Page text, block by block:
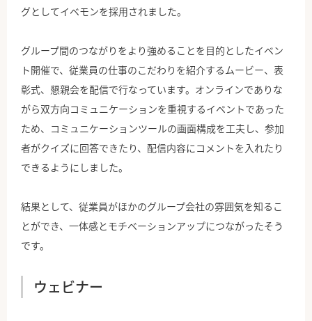
グとしてイベモンを採用されました。
グループ間のつながりをより強めることを目的としたイベン
ト開催で、従業員の仕事のこだわりを紹介するムービー、表
彰式、懇親会を配信で行なっています。オンラインでありな
がら双方向コミュニケーションを重視するイベントであった
ため、コミュニケーションツールの画面構成を工夫し、参加
者がクイズに回答できたり、配信内容にコメントを入れたり
できるようにしました。
結果として、従業員がほかのグループ会社の雰囲気を知るこ
とができ、一体感とモチベーションアップにつながったそう
です。
ウェビナー